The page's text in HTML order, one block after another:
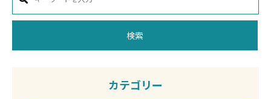
検索
カテゴリー